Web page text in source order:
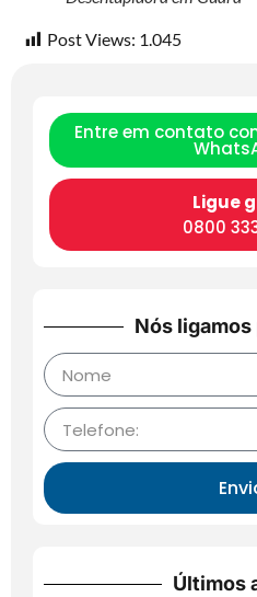
Post Views: 1.045
Entre em contato
Ligue
0800
Nós
Últimos